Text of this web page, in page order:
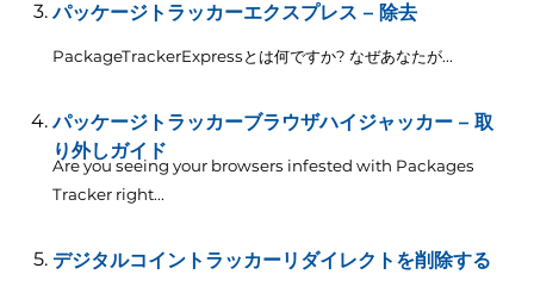
パッケージトラッカーエクスプレス – 除去
PackageTrackerExpressとは何ですか? なぜあなたが...
パッケージトラッカーブラウザハイジャッカー – 取
り外しガイド
Are you seeing your browsers infested with Packages
Tracker right...
デジタルコイントラッカーリダイレクトを削除する